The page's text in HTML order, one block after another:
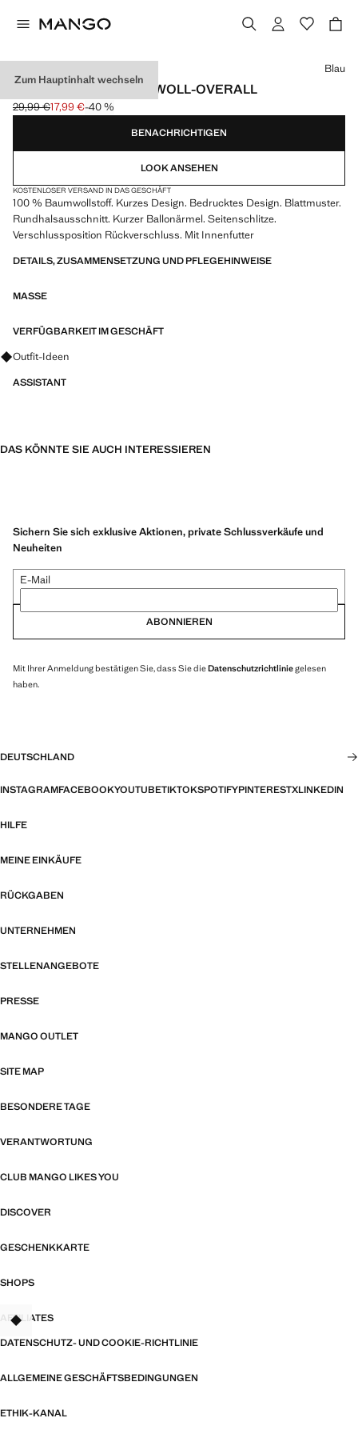
Zum Hauptinhalt wechseln
GEMUSTERTER BAUMWOLL-OVERALL
Ausgangspreis durchgestrichen [29,99 € ]
29,99 €
Aktueller Preis [17,99 € ]
17,99 €-40 %
Wählen Sie eine Farbe
Blau
BENACHRICHTIGEN
LOOK ANSEHEN
KOSTENLOSER VERSAND IN DAS GESCHÄFT
100 % Baumwollstoff. Kurzes Design. Bedrucktes Design. Blattmuster.
Rundhalsausschnitt. Kurzer Ballonärmel. Seitenschlitze.
Verschlussposition Rückverschluss. Mit Innenfutter
DETAILS, ZUSAMMENSETZUNG UND PFLEGEHINWEISE
MASSE
VERFÜGBARKEIT IM GESCHÄFT
Fragen zu Looks, Kleidungsstücken und Trends
Outfit-Ideen
ASSISTANT
DAS KÖNNTE SIE AUCH INTERESSIEREN
Sichern Sie sich exklusive Aktionen, private Schlussverkäufe und
Neuheiten
E-Mail
ABONNIEREN
Mit Ihrer Anmeldung bestätigen Sie, dass Sie dieDatenschutzrichtliniegelesen
haben.
DEUTSCHLAND
INSTAGRAMFACEBOOKYOUTUBETIKTOKSPOTIFYPINTERESTXLINKEDIN
HILFE
MEINE EINKÄUFE
RÜCKGABEN
UNTERNEHMEN
STELLENANGEBOTE
PRESSE
MANGO OUTLET
SITE MAP
BESONDERE TAGE
VERANTWORTUNG
CLUB MANGO LIKES YOU
DISCOVER
GESCHENKKARTE
SHOPS
AFFILIATES
DATENSCHUTZ- UND COOKIE-RICHTLINIE
ALLGEMEINE GESCHÄFTSBEDINGUNGEN
ETHIK-KANAL